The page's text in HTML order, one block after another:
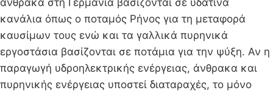
κανάλια όπως ο ποταμός Ρήνος για τη μεταφορά
καυσίμων τους ενώ και τα γαλλικά πυρηνικά
εργοστάσια βασίζονται σε ποτάμια για την ψύξη. Αν η
παραγωγή υδροηλεκτρικής ενέργειας, άνθρακα και
πυρηνικής ενέργειας υποστεί διαταραχές, το μόνο